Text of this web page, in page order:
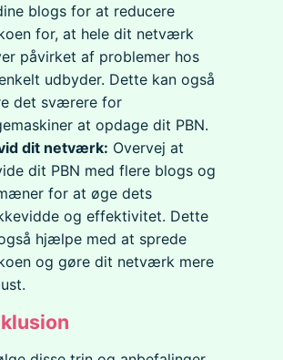
blogs for at reducere
for, at hele dit netværk
påvirket af problemer hos
udbyder. Dette kan også
det sværere for
at opdage dit PBN.
dit netværk: Overvej at
dit PBN med flere blogs og
for at øge dets
og effektivitet. Dette
hjælpe med at sprede
og gøre dit netværk mere